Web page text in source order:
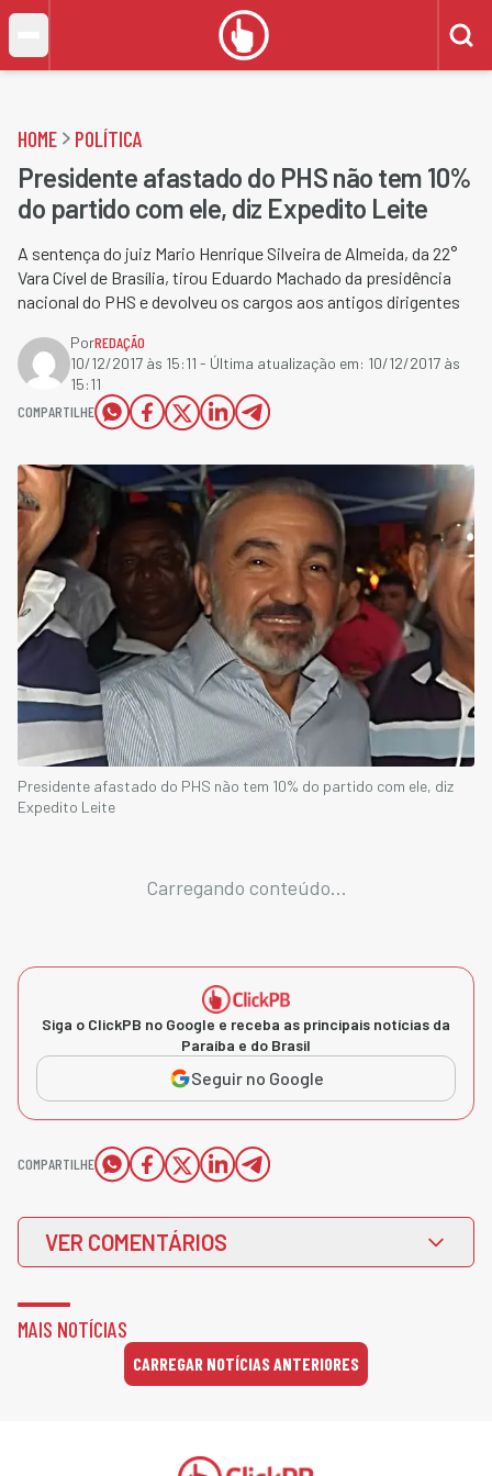
HOME POLÍTICA
Presidente afastado do PHS não tem 10%
do partido com ele, diz Expedito Leite
A sentença do juiz Mario Henrique Silveira de Almeida, da 22°
Vara Cível de Brasília, tirou Eduardo Machado da presidência
nacional do PHS e devolveu os cargos aos antigos dirigentes
PorREDAÇÃO
10/12/2017 às 15:11 - Última atualização em: 10/12/2017 às
15:11
COMPARTILHE
Presidente afastado do PHS não tem 10% do partido com ele, diz
Expedito Leite
Carregando conteúdo...
Siga o ClickPB no Google e receba as principais notícias da
Paraíba e do Brasil
Seguir no Google
COMPARTILHE
VER COMENTÁRIOS
MAIS NOTÍCIAS
CARREGAR NOTÍCIAS ANTERIORES